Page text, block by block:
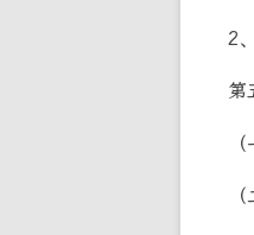
2
第